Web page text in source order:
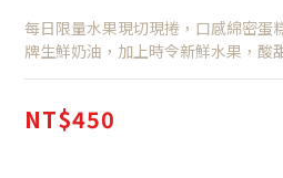
每日限量水果現切現捲，口感綿密蛋
牌生鮮奶油，加上時令新鮮水果，酸
NT$450